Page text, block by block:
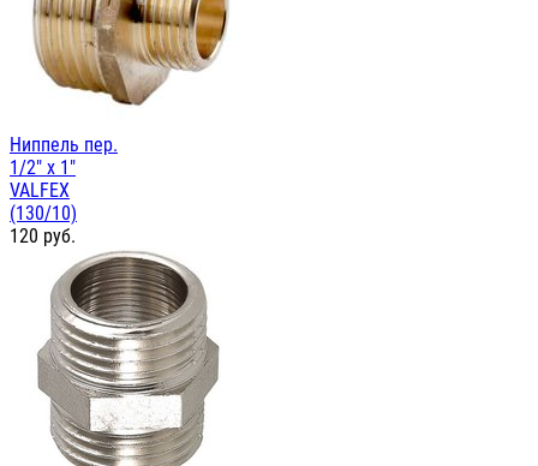
Ниппель пер.
1/2" х 1"
VALFEX
(130/10)
120 руб.